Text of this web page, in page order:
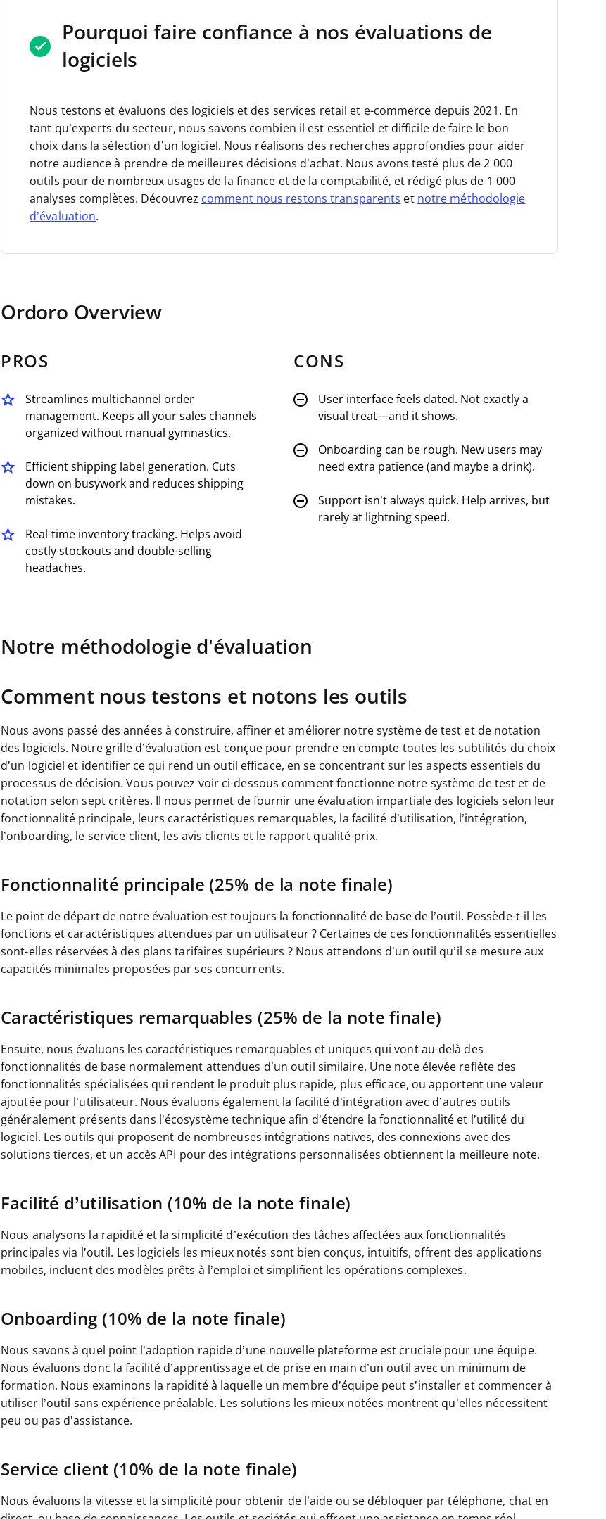
Pourquoi faire confiance à nos évaluations de
logiciels
Nous testons et évaluons des logiciels et des services retail et e-commerce depuis 2021. En
tant qu’experts du secteur, nous savons combien il est essentiel et difficile de faire le bon
choix dans la sélection d’un logiciel. Nous réalisons des recherches approfondies pour aider
notre audience à prendre de meilleures décisions d’achat. Nous avons testé plus de 2 000
outils pour de nombreux usages de la finance et de la comptabilité, et rédigé plus de 1 000
analyses complètes. Découvrez comment nous restons transparents et notre méthodologie
d’évaluation.
Ordoro Overview
PROS
Streamlines multichannel order
management. Keeps all your sales channels
organized without manual gymnastics.
Efficient shipping label generation. Cuts
down on busywork and reduces shipping
mistakes.
Real-time inventory tracking. Helps avoid
costly stockouts and double-selling
headaches.
CONS
User interface feels dated. Not exactly a
visual treat—and it shows.
Onboarding can be rough. New users may
need extra patience (and maybe a drink).
Support isn’t always quick. Help arrives, but
rarely at lightning speed.
Notre méthodologie d'évaluation
Comment nous testons et notons les outils
Nous avons passé des années à construire, affiner et améliorer notre système de test et de notation
des logiciels. Notre grille d’évaluation est conçue pour prendre en compte toutes les subtilités du choix
d’un logiciel et identifier ce qui rend un outil efficace, en se concentrant sur les aspects essentiels du
processus de décision. Vous pouvez voir ci-dessous comment fonctionne notre système de test et de
notation selon sept critères. Il nous permet de fournir une évaluation impartiale des logiciels selon leur
fonctionnalité principale, leurs caractéristiques remarquables, la facilité d’utilisation, l’intégration,
l’onboarding, le service client, les avis clients et le rapport qualité-prix.
Fonctionnalité principale (25% de la note finale)
Le point de départ de notre évaluation est toujours la fonctionnalité de base de l’outil. Possède-t-il les
fonctions et caractéristiques attendues par un utilisateur ? Certaines de ces fonctionnalités essentielles
sont-elles réservées à des plans tarifaires supérieurs ? Nous attendons d’un outil qu’il se mesure aux
capacités minimales proposées par ses concurrents.
Caractéristiques remarquables (25% de la note finale)
Ensuite, nous évaluons les caractéristiques remarquables et uniques qui vont au-delà des
fonctionnalités de base normalement attendues d’un outil similaire. Une note élevée reflète des
fonctionnalités spécialisées qui rendent le produit plus rapide, plus efficace, ou apportent une valeur
ajoutée pour l’utilisateur. Nous évaluons également la facilité d’intégration avec d’autres outils
généralement présents dans l’écosystème technique afin d’étendre la fonctionnalité et l’utilité du
logiciel. Les outils qui proposent de nombreuses intégrations natives, des connexions avec des
solutions tierces, et un accès API pour des intégrations personnalisées obtiennent la meilleure note.
Facilité d’utilisation (10% de la note finale)
Nous analysons la rapidité et la simplicité d’exécution des tâches affectées aux fonctionnalités
principales via l’outil. Les logiciels les mieux notés sont bien conçus, intuitifs, offrent des applications
mobiles, incluent des modèles prêts à l’emploi et simplifient les opérations complexes.
Onboarding (10% de la note finale)
Nous savons à quel point l’adoption rapide d’une nouvelle plateforme est cruciale pour une équipe.
Nous évaluons donc la facilité d’apprentissage et de prise en main d’un outil avec un minimum de
formation. Nous examinons la rapidité à laquelle un membre d’équipe peut s’installer et commencer à
utiliser l’outil sans expérience préalable. Les solutions les mieux notées montrent qu’elles nécessitent
peu ou pas d’assistance.
Service client (10% de la note finale)
Nous évaluons la vitesse et la simplicité pour obtenir de l’aide ou se débloquer par téléphone, chat en